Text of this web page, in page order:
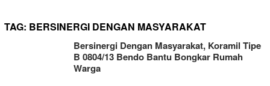
TAG: BERSINERGI DENGAN MASYARAKAT
Bersinergi Dengan Masyarakat, Koramil Tipe
B 0804/13 Bendo Bantu Bongkar Rumah
Warga